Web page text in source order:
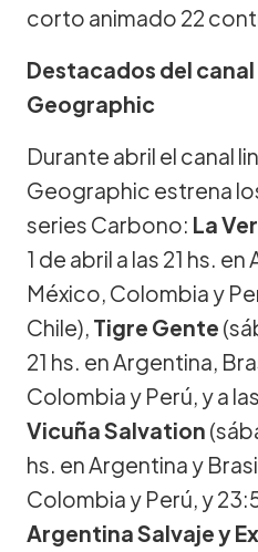
corto animado 22
Destacados del
Geographic
Durante abril el canal
Geographic estrena
series Carbono: La
1 de abril a las 21 hs.
México, Colombia y
Chile), Tigre Gente
21 hs. en Argentina,
Colombia y Perú, y a
Vicuña Salvation
hs. en Argentina y
Colombia y Perú, y
Argentina Salvaje y